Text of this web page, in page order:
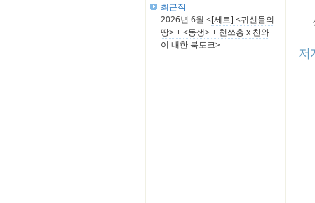
최근작
2026년 6월 <[세트] <귀신들의
땅> + <동생> + 천쓰홍 x 찬와
이 내한 북토크> 저